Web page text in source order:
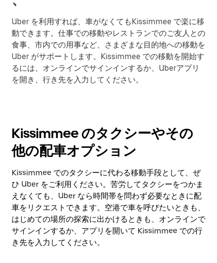
Uber を利用すれば、車がなくてもKissimmee で楽に移
動できます。仕事での移動やレストランでのご友人との
食事、市内での用事など、さまざまな目的地への移動を
Uber がサポートします。Kissimmee での移動を開始す
るには、オンラインでサインインするか、Uberアプリ
を開き、行き先を入力してください。
Kissimmee のタクシーやその
他の配車オプション
Kissimmee でのタクシーに代わる移動手段として、ぜ
ひ Uber をご利用ください。苦労してタクシーをつかま
えなくても、Uber なら時間帯を問わず必要なときに配
車をリクエストできます。空港で車を呼びたいときも、
はじめての場所の探索に出かけるときも、オンラインで
サインインするか、アプリを開いて Kissimmee での行
き先を入力してください。